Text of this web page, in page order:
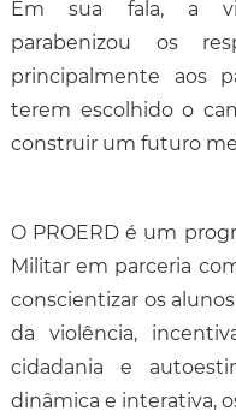
Em sua fala, a
parabenizou os
principalmente aos
terem escolhido o
construir um futuro
O PROERD é um
Militar em parceria
conscientizar os
da violência,
cidadania e
dinâmica e interativa,